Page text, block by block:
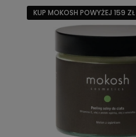
KUP MOKOSH POWYŻEJ 159